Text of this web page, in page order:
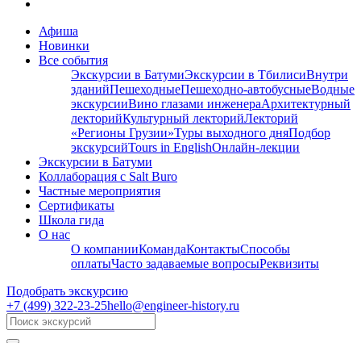
Афиша
Новинки
Все события
Экскурсии в БатумиЭкскурсии в ТбилисиВнутри
зданийПешеходныеПешеходно-автобусныеВодные
экскурсииВино глазами инженераАрхитектурный
лекторийКультурный лекторийЛекторий
«Регионы Грузии»Туры выходного дняПодбор
экскурсийTours in EnglishОнлайн-лекции
Экскурсии в Батуми
Коллаборация с Salt Buro
Частные мероприятия
Сертификаты
Школа гида
О нас
О компанииКомандаКонтактыСпособы
оплатыЧасто задаваемые вопросыРеквизиты
Подобрать экскурсию
+7 (499) 322-23-25hello@engineer-history.ru